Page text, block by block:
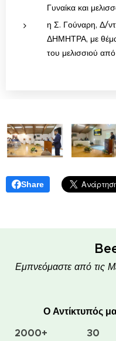
Γυναίκα και
η Σ. Γούναρη, Δ/
ΔΗΜΗΤΡΑ, με θέμα
του μελισσιού
Share
Εμπνεόμαστε από τις
Ο Αντίκτυπός
2000+
30